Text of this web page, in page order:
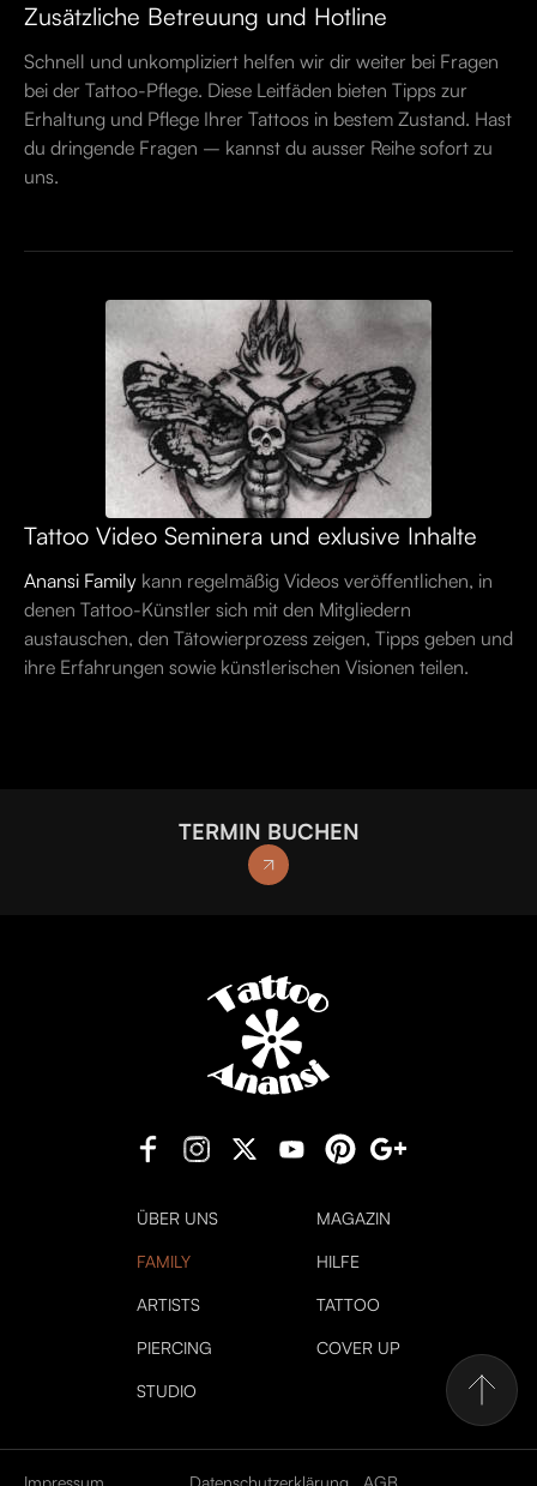
Zusätzliche Betreuung und Hotline
Schnell und unkompliziert helfen wir dir weiter bei Fragen
bei der Tattoo-Pflege. Diese Leitfäden bieten Tipps zur
Erhaltung und Pflege Ihrer Tattoos in bestem Zustand. Hast
du dringende Fragen – kannst du ausser Reihe sofort zu
uns.
Tattoo Video Seminera und exlusive Inhalte
Anansi Family kann regelmäßig Videos veröffentlichen, in
denen Tattoo-Künstler sich mit den Mitgliedern
austauschen, den Tätowierprozess zeigen, Tipps geben und
ihre Erfahrungen sowie künstlerischen Visionen teilen.
TERMIN BUCHEN
ÜBER UNS MAGAZIN
FAMILY HILFE
ARTISTS TATTOO
PIERCING COVER UP
STUDIO